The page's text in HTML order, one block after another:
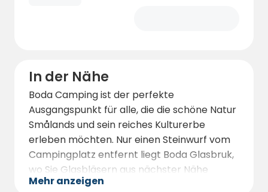
In der Nähe
Boda Camping ist der perfekte
Ausgangspunkt für alle, die die schöne Natur
Smålands und sein reiches Kulturerbe
erleben möchten. Nur einen Steinwurf vom
Campingplatz entfernt liegt Boda Glasbruk,
wo Sie Glasbläsern aus nächster Nähe
zusehen, einzigartiges Glas kaufen oder das
Mehr anzeigen